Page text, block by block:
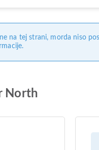
na tej strani, morda niso
North